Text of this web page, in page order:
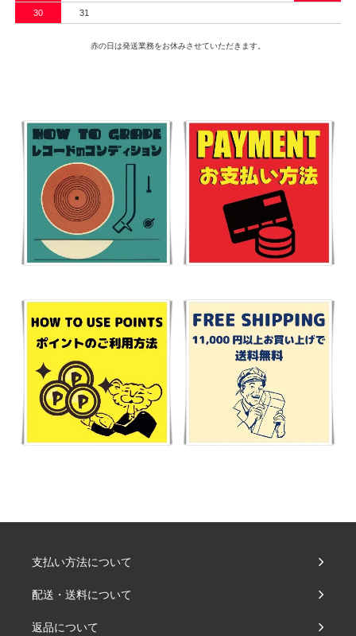
30 31
赤の日は発送業務をお休みさせていただきます。
支払い方法について
配送・送料について
返品について